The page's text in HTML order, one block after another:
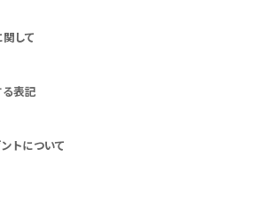
して
表記
トについて